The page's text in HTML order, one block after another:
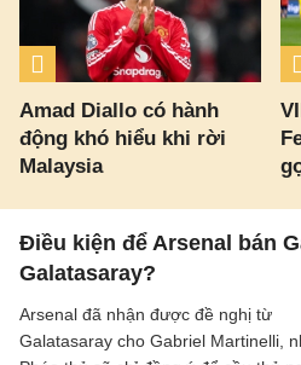
Amad Diallo có hành
động khó hiểu khi rời
Malaysia
Điều kiện để Arsenal bán
Galatasaray?
Arsenal đã nhận được đề nghị từ
Galatasaray cho Gabriel Martinelli,